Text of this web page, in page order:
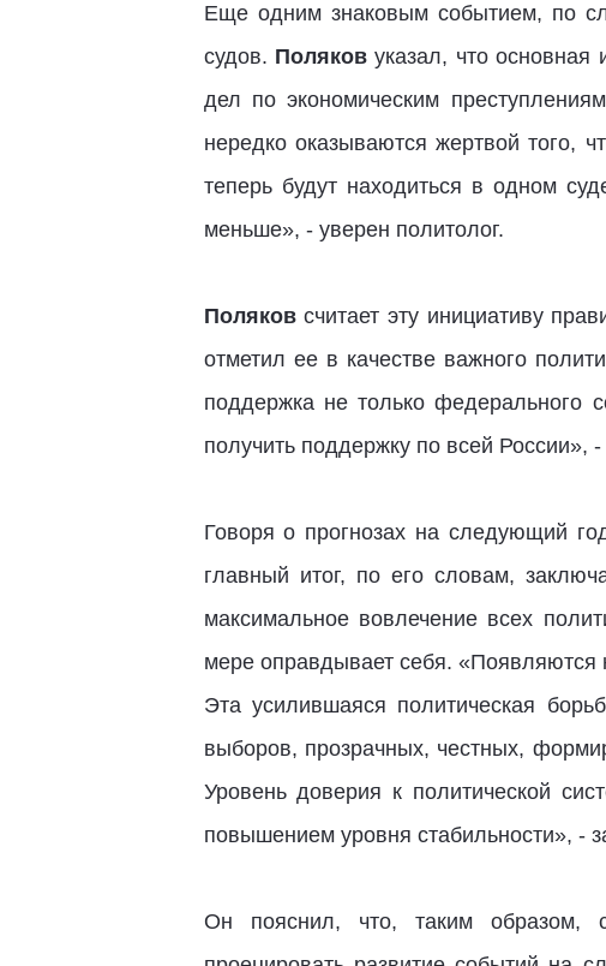
Еще одним знаковым событием, по
судов. Поляковуказал, что
дел по экономическим
нередко оказываются жертвой того,
теперь будут находиться в одном
меньше», - уверен политолог.
Поляковсчитает эту инициативу
отметил ее в качестве важного
поддержка не только федерального
получить поддержку по всей России», -
Говоря о прогнозах на следующий
главный итог, по его словам,
максимальное вовлечение всех
мере оправдывает себя. «Появляются
Эта усилившаяся политическая
выборов, прозрачных, честных,
Уровень доверия к политической
повышением уровня стабильности», -
Он пояснил, что, таким образом,